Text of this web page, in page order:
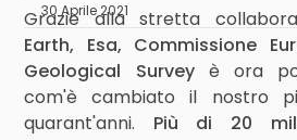
30 Aprile 2021
Grazie alla stretta
Earth, Esa, Commissione
Geological Surveyè ora
com'è cambiato il nostro
quarant'anni. Più di 20